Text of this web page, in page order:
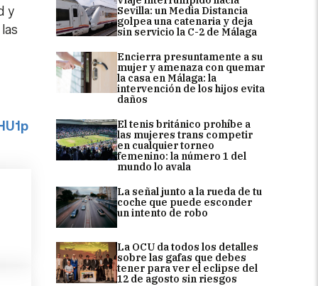
Sevilla: un Media Distancia
golpea una catenaria y deja
sin servicio la C-2 de Málaga
Encierra presuntamente a su
mujer y amenaza con quemar
la casa en Málaga: la
intervención de los hijos evita
daños
El tenis británico prohíbe a
las mujeres trans competir
en cualquier torneo
femenino: la número 1 del
mundo lo avala
La señal junto a la rueda de tu
coche que puede esconder
un intento de robo
La OCU da todos los detalles
sobre las gafas que debes
tener para ver el eclipse del
12 de agosto sin riesgos
y